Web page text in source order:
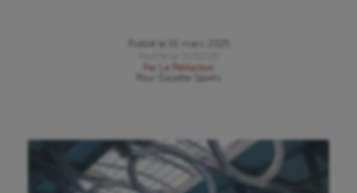
Publié le
31 mars 2025
Par
La Rédaction
Gazette Sports